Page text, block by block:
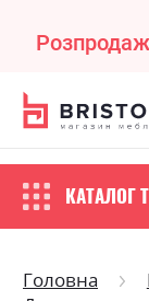
КАТАЛОГ
Головна